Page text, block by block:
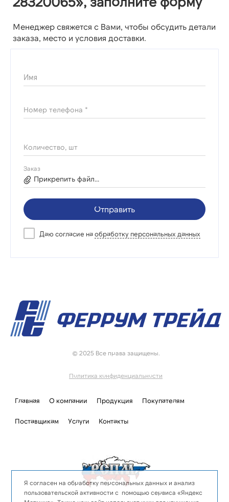
Менеджер свяжется с Вами, чтобы обсудить детали
заказа, место и условия доставки.
Имя
Номер телефона *
Количество, шт
Заказ
Прикрепить файл...
Отправить
Даю согласие на обработку персональных данных
© 2025 Все права защищены.
Политика конфиденциальности
Главная О компании Продукция Покупателям
Поставщикам Услуги Контакты
Я согласен на обработку персональных данных и анализ
пользовательской активности с помощью сервиса «Яндекс